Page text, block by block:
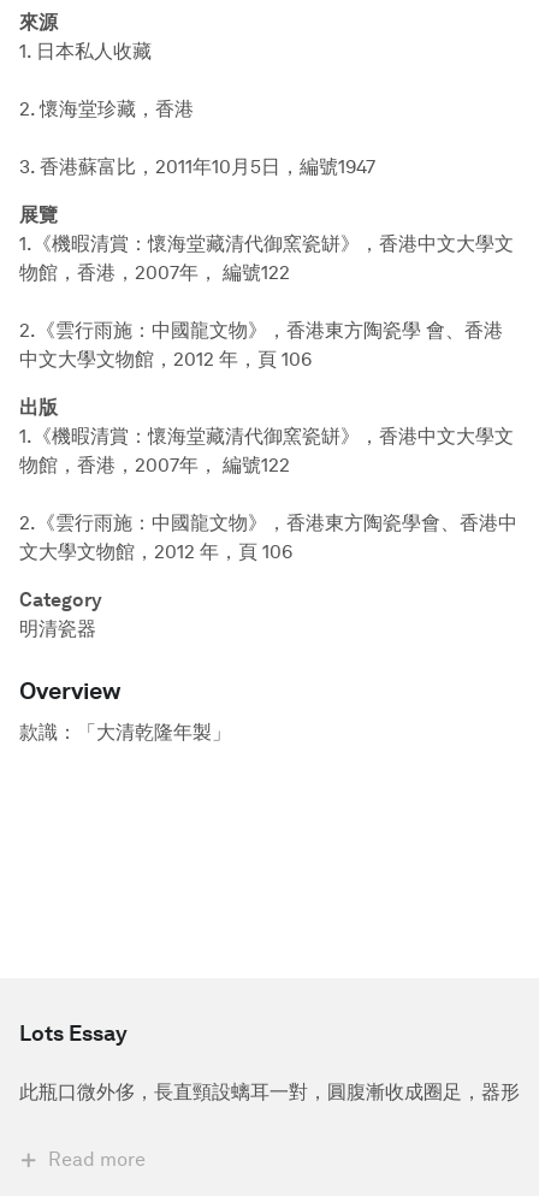
來源
1. 日本私人收藏
2. 懷海堂珍藏，香港
3. 香港蘇富比，2011年10月5日，編號1947
展覽
1.《機暇清賞：懷海堂藏清代御窯瓷缾》，香港中文大學文
物館，香港，2007年， 編號122
2.《雲行雨施：中國龍文物》，香港東方陶瓷學 會、香港
中文大學文物館，2012 年，頁 106
出版
1.《機暇清賞：懷海堂藏清代御窯瓷缾》，香港中文大學文
物館，香港，2007年， 編號122
2.《雲行雨施：中國龍文物》，香港東方陶瓷學會、香港中
文大學文物館，2012 年，頁 106
Category
明清瓷器
Overview
款識：「大清乾隆年製」
Lots Essay
此瓶口微外侈，長直頸設螭耳一對，圓腹漸收成圈足，器形
Read more